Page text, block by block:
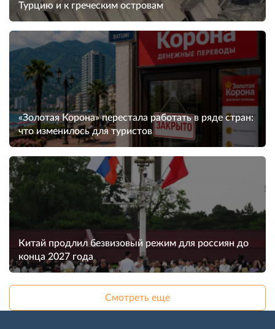
Турцию и к греческим островам
«Золотая Корона» перестала работать в ряде стран:
что изменилось для туристов
Китай продлил безвизовый режим для россиян до
конца 2027 года
Смотреть еще